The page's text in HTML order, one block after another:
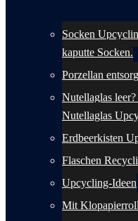
Socken
kaputte Socken.
Porzellan
Nutellaglas
Nutellaglas
Erdbeerkisten
Flaschen
Upcycling-Ideen
Mit